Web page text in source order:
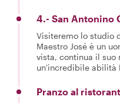
4.- San Antonino
Visiteremo lo studio
Maestro José è un
vista, continua il suo
un'incredibile abilità
Pranzo al